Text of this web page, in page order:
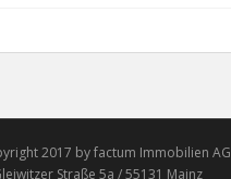
2017 by factum Immobilien AG
Straße 5a / 55131 Mainz